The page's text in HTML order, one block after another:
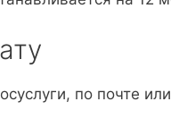
по почте